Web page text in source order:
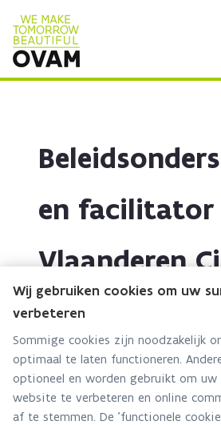
Skip to Main Content
en facilitator
Vlaanderen
Intro
Wij gebruiken cookies om uw
verbeteren
Sommige cookies zijn noodzakelijk
optimaal te laten functioneren.
optioneel en worden gebruikt om uw
website te verbeteren en online
af te stemmen. De 'functionele